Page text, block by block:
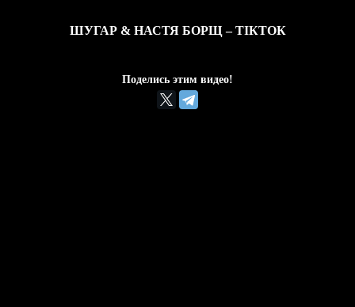
ШУГАР & НАСТЯ БОРЩ – ТІКТОК
Поделись этим видео!